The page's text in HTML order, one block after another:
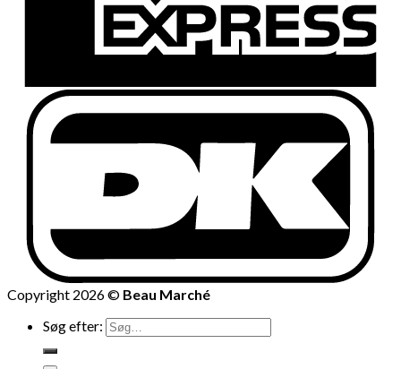
Copyright 2026 © Beau Marché
Søg efter: